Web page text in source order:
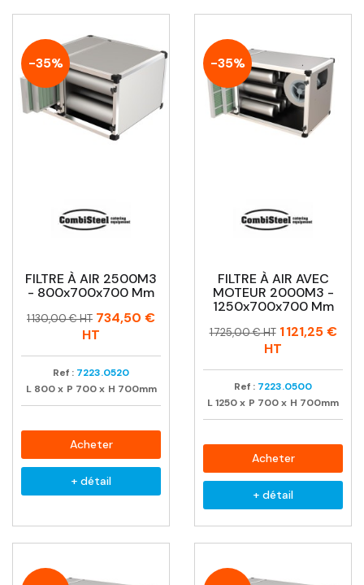
-35%
FILTRE À AIR 2500M3
- 800x700x700 Mm
Prix
Prix
1 130,00 € HT 734,50 €
HT
Ref : 7223.0520
L 800 x P 700 x H 700mm
Acheter
+ détail
-35%
FILTRE À AIR AVEC
MOTEUR 2000M3 -
1250x700x700 Mm
Prix
Prix
1 725,00 € HT 1 121,25 €
HT
Ref : 7223.0500
L1250x P 700x H 700mm
Acheter
+ détail